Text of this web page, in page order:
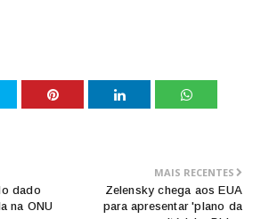
MAIS RECENTES
Zelensky chega aos EUA
para apresentar 'plano da
dado
na ONU